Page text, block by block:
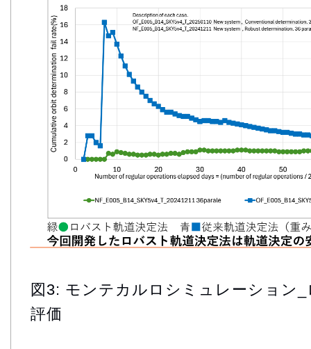
図3: モンテカルロシミュレーション
評価